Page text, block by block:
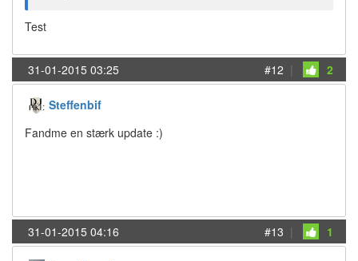
Test
31-01-2015 03:25 #12 | 2
Steffenbif
Fandme en stærk update :)
31-01-2015 04:16 #13 | 1